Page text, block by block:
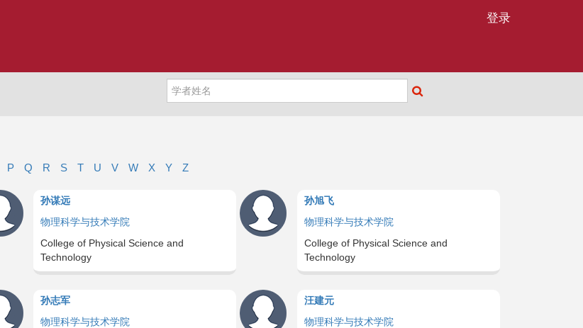
登录
P Q R S T U V W X Y Z
孙谋远
物理科学与技术学院
College of Physical Science and
Technology
孙旭飞
物理科学与技术学院
College of Physical Science and
Technology
孙志军
物理科学与技术学院
汪建元
物理科学与技术学院